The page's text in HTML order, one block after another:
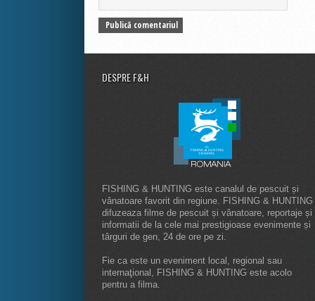
DESPRE F&H
FISHING & HUNTING este canalul de pescuit și
vânatoare favorit din regiune. FISHING & HUNTING
difuzeaza filme de pescuit și vânatoare, reportaje și
informatii de la cele mai prestigioase evenimente și
târguri de gen, 24 de ore pe zi.
Fie ca este un eveniment local, regional sau
internaţional, FISHING & HUNTING este acolo
pentru a filma.